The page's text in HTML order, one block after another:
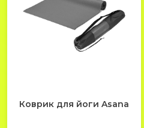
Коврик для йоги Asana